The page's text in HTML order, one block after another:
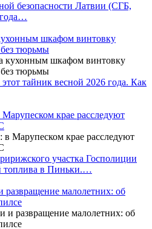
безопасности Латвии (СГБ,
шкафом винтовку
тюрьмы
тайник весной 2026 года. Как
Марупеском крае расследуют
участка Госполиции
топлива в Пиньки.…
развращение малолетних: об